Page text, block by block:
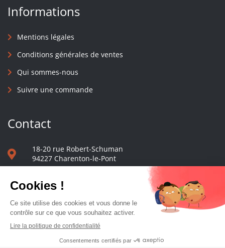
Informations
Mentions légales
Conditions générales de ventes
Qui sommes-nous
Suivre une commande
Contact
18-20 rue Robert-Schuman
94227 Charenton-le-Pont